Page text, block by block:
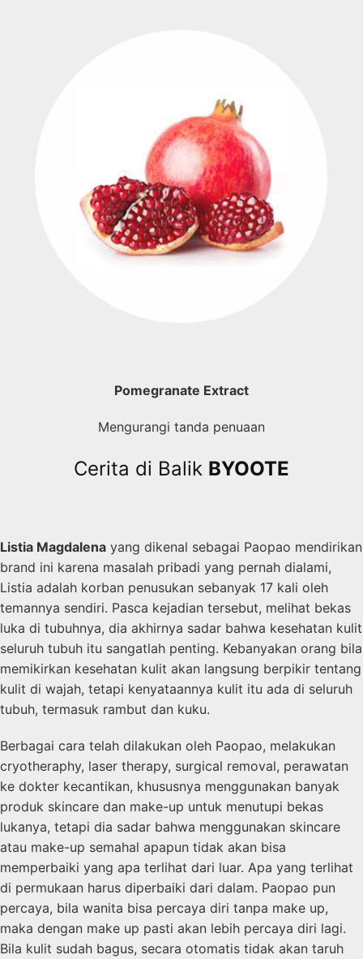
Pomegranate Extract
Mengurangi tanda penuaan
Cerita di Balik BYOOTE
Listia Magdalena yang dikenal sebagai Paopao mendirikan
brand ini karena masalah pribadi yang pernah dialami,
Listia adalah korban penusukan sebanyak 17 kali oleh
temannya sendiri. Pasca kejadian tersebut, melihat bekas
luka di tubuhnya, dia akhirnya sadar bahwa kesehatan kulit
seluruh tubuh itu sangatlah penting. Kebanyakan orang bila
memikirkan kesehatan kulit akan langsung berpikir tentang
kulit di wajah, tetapi kenyataannya kulit itu ada di seluruh
tubuh, termasuk rambut dan kuku.
Berbagai cara telah dilakukan oleh Paopao, melakukan
cryotheraphy, laser therapy, surgical removal, perawatan
ke dokter kecantikan, khususnya menggunakan banyak
produk skincare dan make-up untuk menutupi bekas
lukanya, tetapi dia sadar bahwa menggunakan skincare
atau make-up semahal apapun tidak akan bisa
memperbaiki yang apa terlihat dari luar. Apa yang terlihat
di permukaan harus diperbaiki dari dalam. Paopao pun
percaya, bila wanita bisa percaya diri tanpa make up,
maka dengan make up pasti akan lebih percaya diri lagi.
Bila kulit sudah bagus, secara otomatis tidak akan taruh